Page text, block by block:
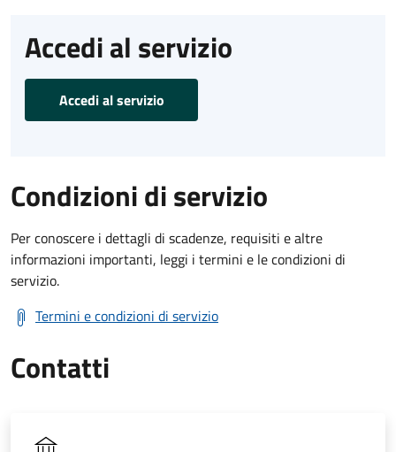
Accedi al servizio
Accedi al servizio
Condizioni di servizio
Per conoscere i dettagli di scadenze, requisiti e altre
informazioni importanti, leggi i termini e le condizioni di
servizio.
Termini e condizioni di servizio
Contatti